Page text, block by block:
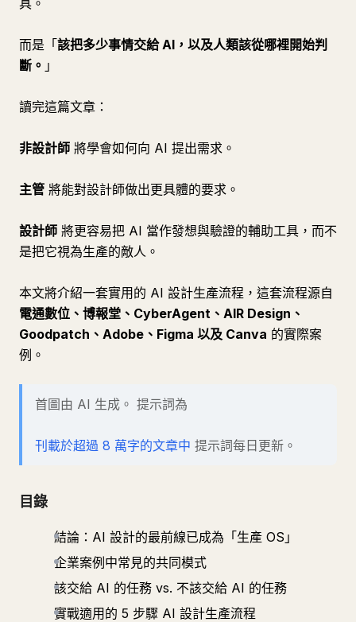
具。
而是「該把多少事情交給 AI，以及人類該從哪裡開始判
斷。 」
讀完這篇文章：
非設計師 將學會如何向 AI 提出需求。
主管 將能對設計師做出更具體的要求。
設計師 將更容易把 AI 當作發想與驗證的輔助工具，而不
是把它視為生產的敵人。
本文將介紹一套實用的 AI 設計生產流程，這套流程源自
電通數位、博報堂、CyberAgent、AIR Design、
Goodpatch、Adobe、Figma 以及 Canva 的實際案
例。
首圖由 AI 生成。 提示詞為
刊載於超過 8 萬字的文章中 提示詞每日更新。
目錄
結論：AI 設計的最前線已成為「生產 OS」
企業案例中常見的共同模式
該交給 AI 的任務 vs. 不該交給 AI 的任務
實戰適用的 5 步驟 AI 設計生產流程